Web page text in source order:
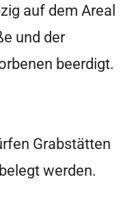
auf dem Areal
und der
beerdigt.
Grabstätten
werden.